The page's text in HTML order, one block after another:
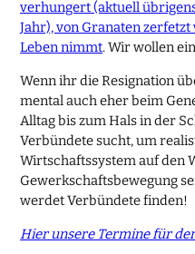
verhungert (aktuell
Jahr), von Granaten
Leben nimmt. Wir wollen
Wenn ihr die Resignation
mental auch eher beim
Alltag bis zum Hals in der
Verbündete sucht, um
Wirtschaftssystem auf den
Gewerkschaftsbewegung
werdet Verbündete finden!
Hier unsere Termine für